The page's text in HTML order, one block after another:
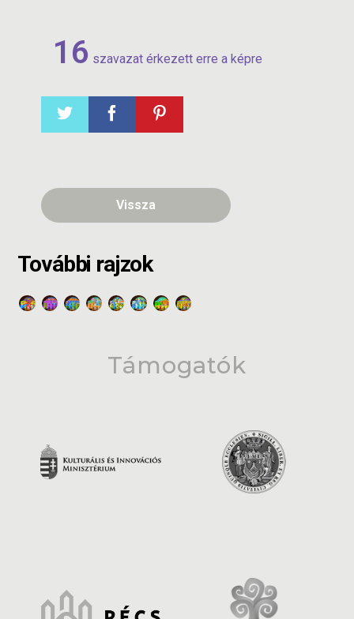
16 szavazat érkezett erre a képre
Vissza
További rajzok
Támogatók